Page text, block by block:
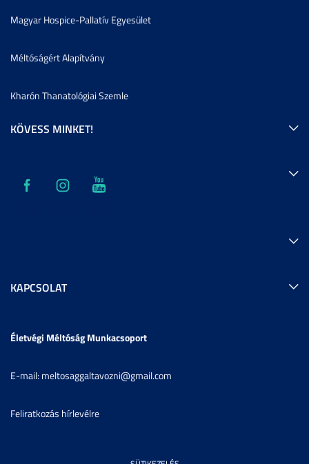
Magyar Hospice-Pallatív Egyesület
Méltóságért Alapítvány
Kharón Thanatológiai Szemle
KÖVESS MINKET!
KAPCSOLAT
Életvégi Méltóság Munkacsoport
E-mail: meltosaggaltavozni@gmail.com
Feliratkozás hírlevélre